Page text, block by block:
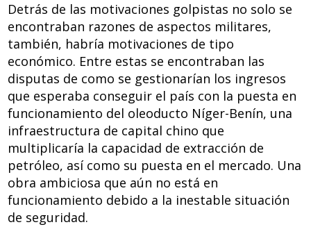
Detrás de las motivaciones golpistas no solo se
encontraban razones de aspectos militares,
también, habría motivaciones de tipo
económico. Entre estas se encontraban las
disputas de como se gestionarían los ingresos
que esperaba conseguir el país con la puesta en
funcionamiento del oleoducto Níger-Benín, una
infraestructura de capital chino que
multiplicaría la capacidad de extracción de
petróleo, así como su puesta en el mercado. Una
obra ambiciosa que aún no está en
funcionamiento debido a la inestable situación
de seguridad.